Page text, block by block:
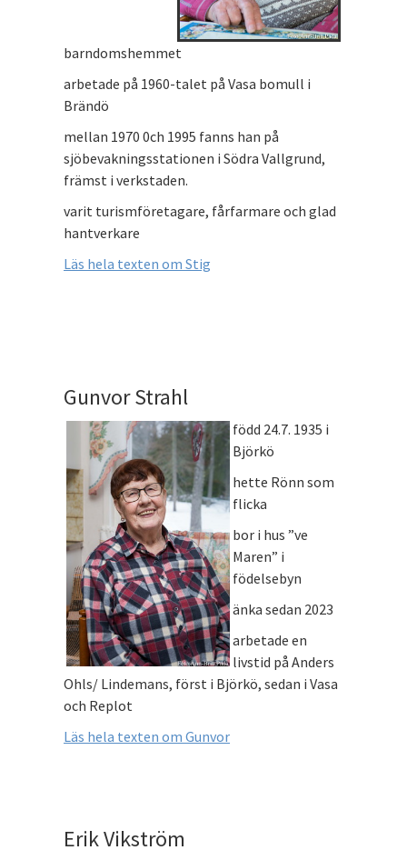
barndomshemmet
arbetade på 1960-talet på Vasa bomull i
Brändö
mellan 1970 0ch 1995 fanns han på
sjöbevakningsstationen i Södra Vallgrund,
främst i verkstaden.
varit turismföretagare, fårfarmare och glad
hantverkare
Läs hela texten om Stig
Gunvor Strahl
född 24.7. 1935 i
Björkö
hette Rönn som
flicka
bor i hus ”ve
Maren” i
födelsebyn
änka sedan 2023
arbetade en
livstid på Anders
Ohls/ Lindemans, först i Björkö, sedan i Vasa
och Replot
Läs hela texten om Gunvor
Erik Vikström